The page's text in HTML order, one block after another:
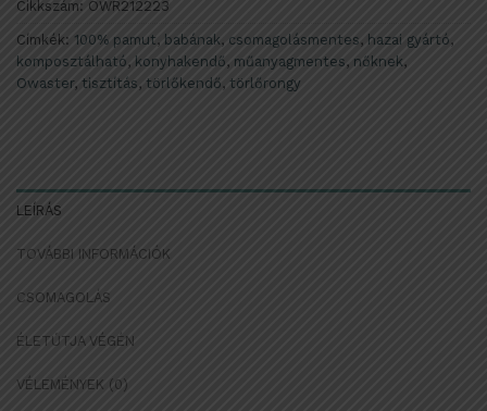
Cikkszám: OWR212223
Címkék: 100% pamut, babának, csomagolásmentes, hazai gyártó,
komposztálható , konyhakendő , műanyagmentes , nőknek,
Owaster, tisztítás , törlőkendő, törlőrongy
LEÍRÁS
TOVÁBBI INFORMÁCIÓK
CSOMAGOLÁS
ÉLETÚTJA VÉGÉN
VÉLEMÉNYEK (0)